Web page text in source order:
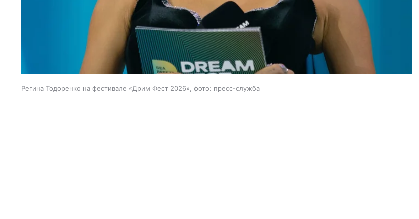
Регина Тодоренко на фестивале «Дрим Фест 2026», фото: пресс-служба